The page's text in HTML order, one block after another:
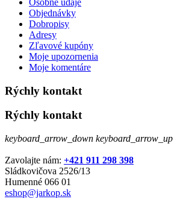
Objednávky
Dobropisy
Adresy
Zľavové kupóny
Moje upozornenia
Moje komentáre
Rýchly kontakt
Rýchly kontakt
keyboard_arrow_down keyboard_arrow_up
Zavolajte nám: +421 911 298 398
Sládkovičova 2526/13
Humenné 066 01
eshop@jarkop.sk